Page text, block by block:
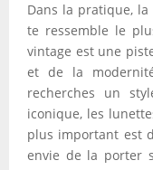
Dans la pratique,
te ressemble le
vintage est une
et de la
recherches un
iconique, les
plus important est
envie de la porter